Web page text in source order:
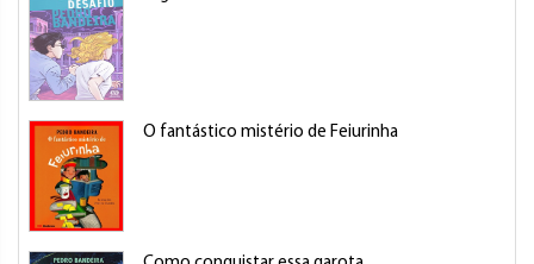
O fantástico mistério de Feiurinha